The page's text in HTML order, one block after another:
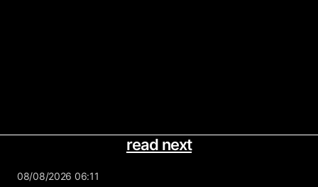
read next
08/08/2026 06:11